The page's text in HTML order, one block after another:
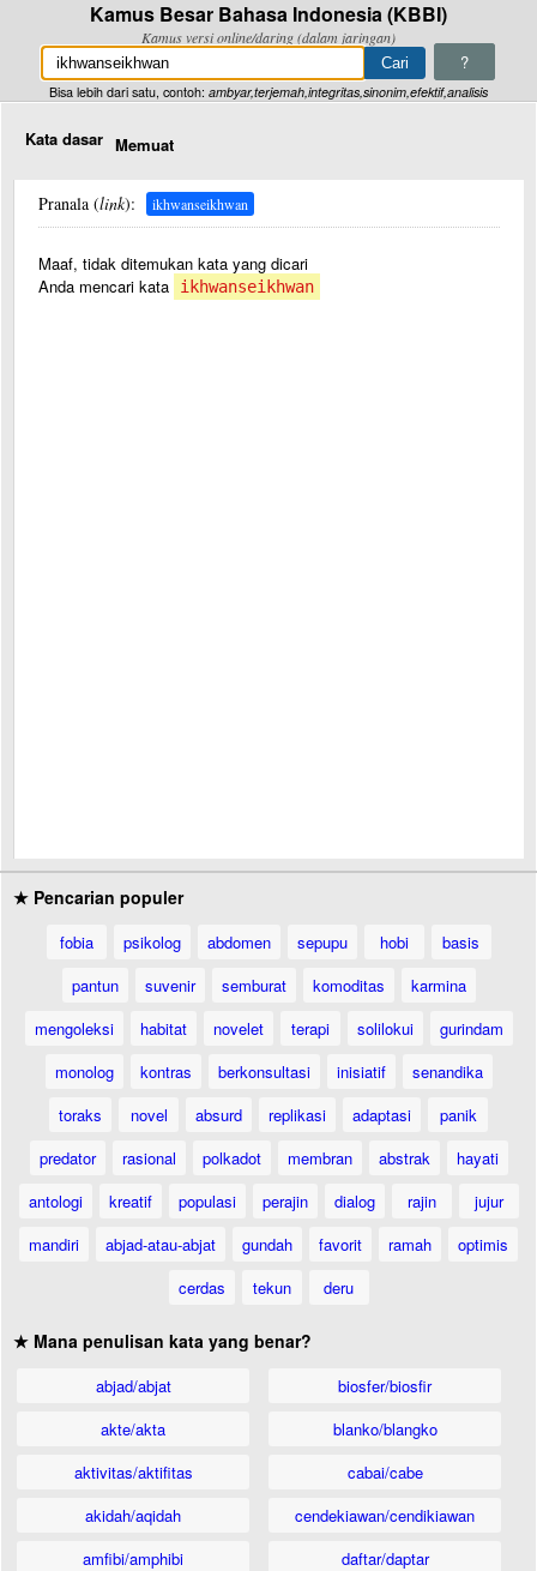
Kamus Besar Bahasa Indonesia (KBBI)
Kamus versi online/daring (dalam jaringan)
?
Bisa lebih dari satu, contoh: ambyar,terjemah,integritas,sinonim,efektif,analisis
Kata dasar Memuat
Pranala (link): ikhwanseikhwan
Maaf, tidak ditemukan kata yang dicari
Anda mencari kata
ikhwanseikhwan
★ Pencarian populer
fobia psikolog abdomen sepupu hobi
basis
pantun
suvenir semburat komoditas
karmina
mengoleksi
habitat novelet terapi solilokui
gurindam
monolog
kontras berkonsultasi inisiatif
senandika
toraks
novel absurd replikasi adaptasi
panik
predator
rasional polkadot membran abstrak
hayati
antologi
kreatif populasi perajin dialog rajin
jujur
mandiri
abjad-atau-abjat gundah favorit ramah
optimis
cerdas
tekun deru
★ Mana penulisan kata yang benar?
abjad/abjat
akte/akta
aktivitas/aktifitas
akidah/aqidah
amfibi/amphibi
biosfer/biosfir
blanko/blangko
cabai/cabe
cendekiawan/cendikiawan
daftar/daptar